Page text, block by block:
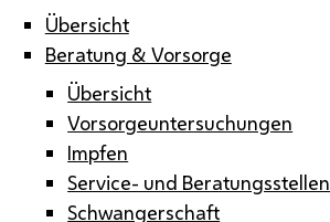
Übersicht
Beratung & Vorsorge
Übersicht
Vorsorgeuntersuchungen
Impfen
Service- und Beratungsstellen
Schwangerschaft